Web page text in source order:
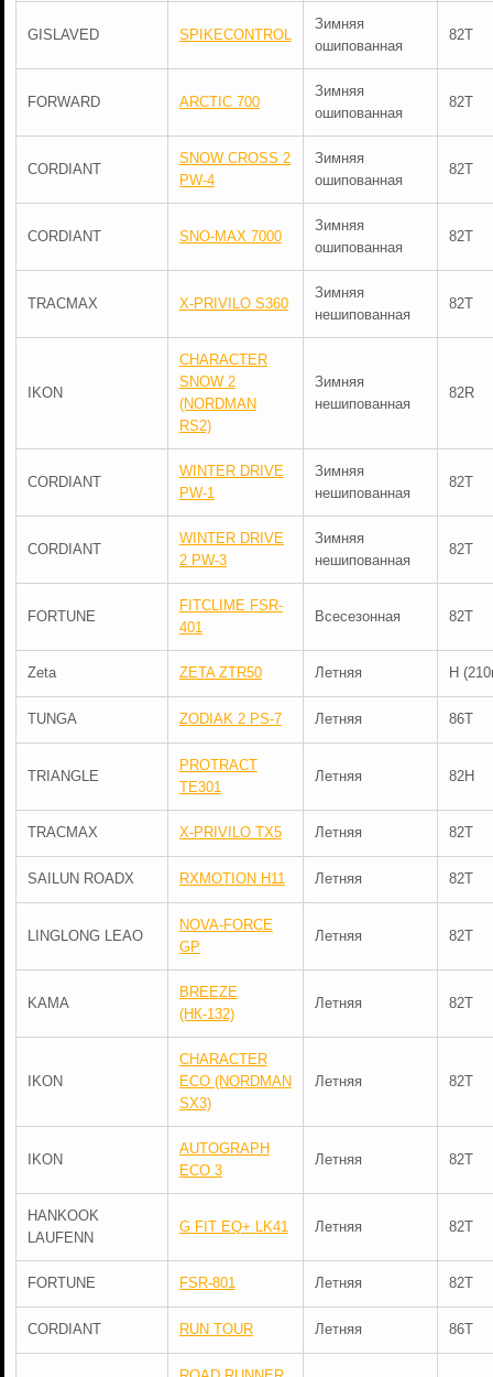
GISLAVED SPIKECONTROL
Зимняя
ошипованная
82T
FORWARD ARCTIC 700
Зимняя
ошипованная
82T
CORDIANT
SNOW CROSS 2
PW-4
Зимняя
ошипованная
82T
CORDIANT SNO-MAX 7000
Зимняя
ошипованная
82T
TRACMAX X-PRIVILO S360
Зимняя
нешипованная
82T
IKON
CHARACTER
SNOW 2
(NORDMAN
RS2)
Зимняя
нешипованная
82R
CORDIANT
WINTER DRIVE
PW-1
Зимняя
нешипованная
82T
CORDIANT
WINTER DRIVE
2 PW-3
Зимняя
нешипованная
82T
FORTUNE
FITCLIME FSR-
401
Всесезонная 82T
Zeta ZETA ZTR50 Летняя H
TUNGA ZODIAK 2 PS-7 Летняя 86T
TRIANGLE
PROTRACT
TE301
Летняя 82H
TRACMAX X-PRIVILO TX5 Летняя 82T
SAILUN ROADX RXMOTION H11 Летняя 82T
LINGLONG LEAO
NOVA-FORCE
GP
Летняя 82T
KAMA
BREEZE
(НК-132)
Летняя 82T
IKON
CHARACTER
ECO (NORDMAN
SX3)
Летняя 82T
IKON
AUTOGRAPH
ECO 3
Летняя 82T
HANKOOK
LAUFENN
G FIT EQ+ LK41 Летняя 82T
FORTUNE FSR-801 Летняя 82T
CORDIANT RUN TOUR Летняя 86T